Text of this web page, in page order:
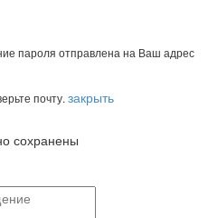
пароля отправлена на Ваш адрес
почту. закрыть
сохранены